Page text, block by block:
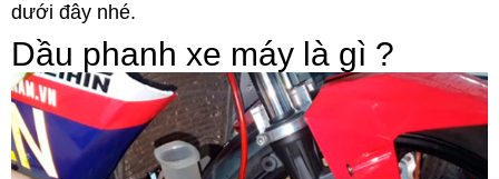
dưới đây nhé.
Dầu phanh xe máy là gì ?